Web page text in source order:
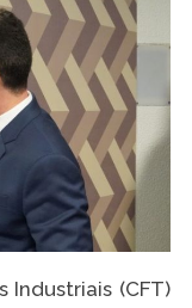
Industriais (CFT)